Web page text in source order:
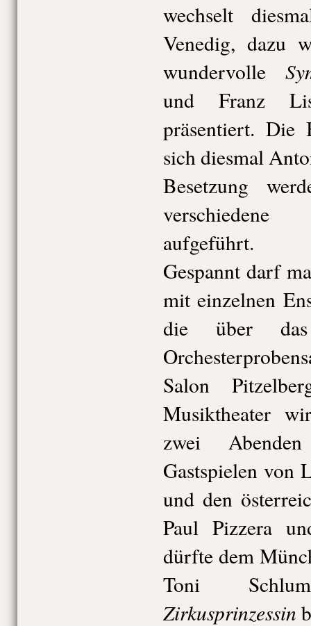
wechselt
Venedig, dazu
wundervolle
und Franz
präsentiert. Die
sich diesmal
Besetzung
aufgeführt.
Gespannt darf
mit einzelnen
die über
Salon
Musiktheater
zwei
Gastspielen von
und den
Paul Pizzera
dürfte dem
Toni
Zirkusprinzessin